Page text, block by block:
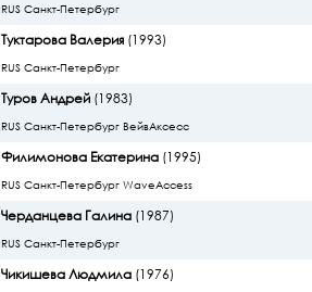
RUS Санкт-Петербург
Туктарова Валерия(1993)
RUS Санкт-Петербург
Туров Андрей(1983)
RUS Санкт-Петербург ВейвАксесс
Филимонова Екатерина(1995)
RUS Санкт-Петербург WaveAccess
Черданцева Галина(1987)
RUS Санкт-Петербург
Чикишева Людмила(1976)